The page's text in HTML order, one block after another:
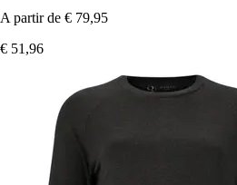
A partir de € 79,95
€ 51,96